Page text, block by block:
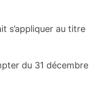
s’appliquer au titre
du 31 décembre